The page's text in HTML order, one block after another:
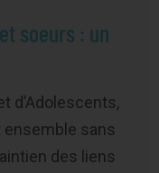
soeurs : un
d’Adolescents,
sans
des liens